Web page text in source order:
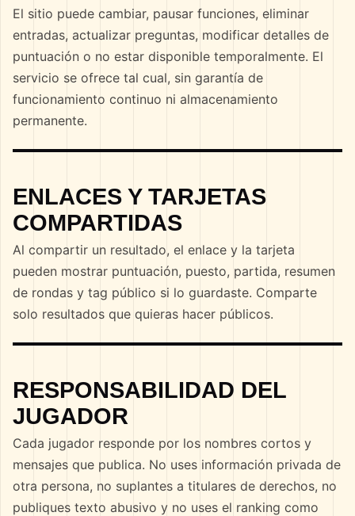
El sitio puede cambiar, pausar funciones, eliminar
entradas, actualizar preguntas, modificar detalles de
puntuación o no estar disponible temporalmente. El
servicio se ofrece tal cual, sin garantía de
funcionamiento continuo ni almacenamiento
permanente.
ENLACES Y TARJETAS
COMPARTIDAS
Al compartir un resultado, el enlace y la tarjeta
pueden mostrar puntuación, puesto, partida, resumen
de rondas y tag público si lo guardaste. Comparte
solo resultados que quieras hacer públicos.
RESPONSABILIDAD DEL
JUGADOR
Cada jugador responde por los nombres cortos y
mensajes que publica. No uses información privada de
otra persona, no suplantes a titulares de derechos, no
publiques texto abusivo y no uses el ranking como